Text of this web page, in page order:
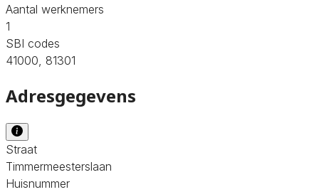
Aantal werknemers
1
SBI codes
41000, 81301
Adresgegevens
Straat
Timmermeesterslaan
Huisnummer